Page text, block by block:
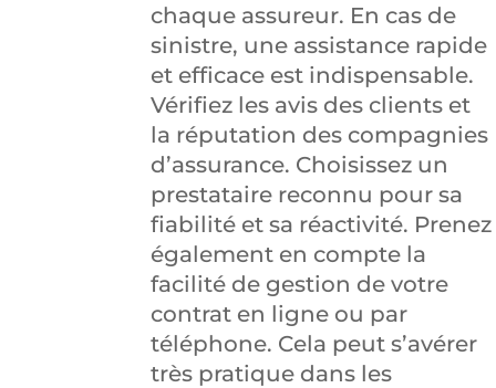
chaque assureur. En cas de
sinistre, une assistance rapide
et efficace est indispensable.
Vérifiez les avis des clients et
la réputation des compagnies
d’assurance. Choisissez un
prestataire reconnu pour sa
fiabilité et sa réactivité. Prenez
également en compte la
facilité de gestion de votre
contrat en ligne ou par
téléphone. Cela peut s’avérer
très pratique dans les